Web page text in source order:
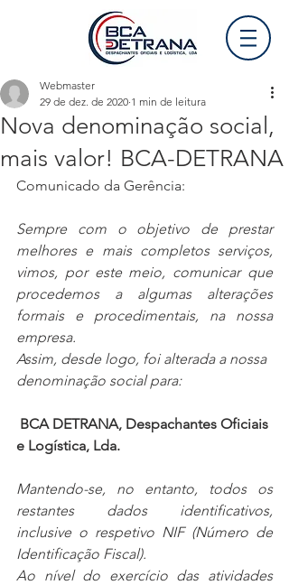
Nova denominação social,
mais valor! BCA-DETRANA
Webmaster
29 de dez. de 2020 1 min de leitura
Comunicado da Gerência:
Sempre com o objetivo de prestar
melhores e mais completos serviços,
vimos, por este meio, comunicar que
procedemos a algumas alterações
formais e procedimentais, na nossa
empresa.
Assim, desde logo, foi alterada a nossa
denominação social para:
BCA DETRANA, Despachantes Oficiais
e Logística, Lda.
Mantendo-se, no entanto, todos os
restantes dados identificativos,
inclusive o respetivo NIF (Número de
Identificação Fiscal).
Ao nível do exercício das atividades